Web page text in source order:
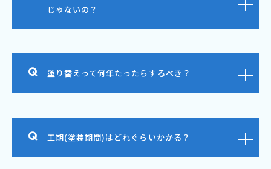
じゃないの？
塗り替えって何年たったらするべき？
工期(塗装期間)はどれぐらいかかる？